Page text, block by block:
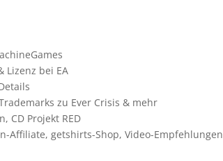
Lizenz bei EA
zu Ever Crisis & mehr
CD Projekt RED
Affiliate, getshirts-Shop, Video-Empfehlungen